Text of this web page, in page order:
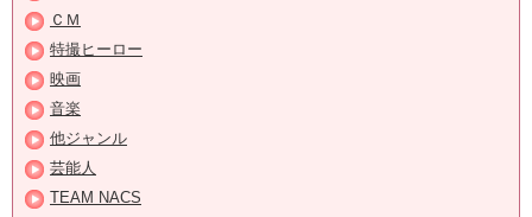
ＣＭ
特撮ヒーロー
映画
音楽
他ジャンル
芸能人
TEAM NACS